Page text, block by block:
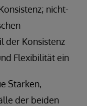
nicht-
der Konsistenz
Flexibilität ein
Stärken,
der beiden